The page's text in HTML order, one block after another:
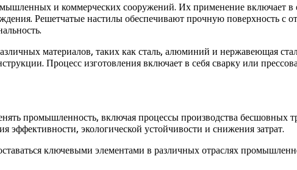
и коммерческих сооружений. Их применение включает
Решетчатые настилы обеспечивают прочную поверхность с
материалов, таких как сталь, алюминий и нержавеющая
Процесс изготовления включает в себя сварку или
промышленность, включая процессы производства бесшовных
эффективности, экологической устойчивости и снижения затрат.
ключевыми элементами в различных отраслях